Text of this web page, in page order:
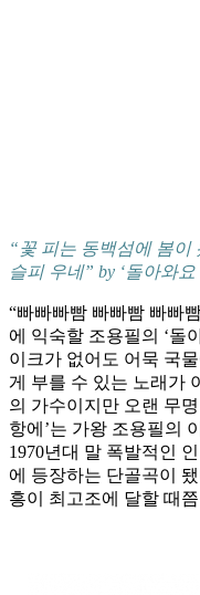
“꽃 피는 동백섬에 봄이
슬피 우네” by ‘돌아와
“빠빠빠빰 빠빠빰 빠빠
에 익숙할 조용필의 ‘돌
이크가 없어도 어묵 국
게 부를 수 있는 노래가
의 가수이지만 오랜 무
항에’는 가왕 조용필의
1970년대 말 폭발적인
에 등장하는 단골곡이
흥이 최고조에 달할 때